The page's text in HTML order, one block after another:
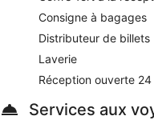
Consigne à bagages
Distributeur de billets
Laverie
Réception ouverte
Services aux